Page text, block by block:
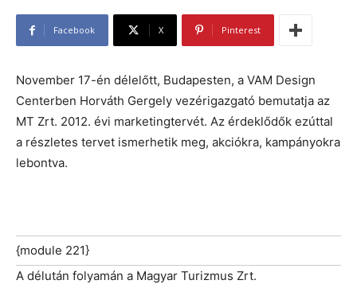
Facebook X Pinterest
November 17-én délelőtt, Budapesten, a VAM Design
Centerben Horváth Gergely vezérigazgató bemutatja az
MT Zrt. 2012. évi marketingtervét. Az érdeklődők ezúttal
a részletes tervet ismerhetik meg, akciókra, kampányokra
lebontva.
{module 221}
A délután folyamán a Magyar Turizmus Zrt.